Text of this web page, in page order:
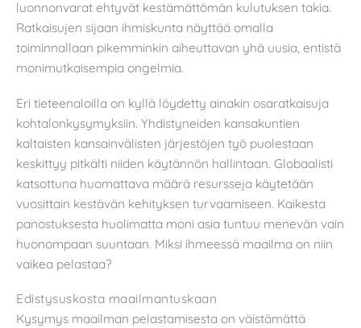
luonnonvarat ehtyvät kestämättömän kulutuksen takia.
Ratkaisujen sijaan ihmiskunta näyttää omalla
toiminnallaan pikemminkin aiheuttavan yhä uusia, entistä
monimutkaisempia ongelmia.
Eri tieteenaloilla on kyllä löydetty ainakin osaratkaisuja
kohtalonkysymyksiin. Yhdistyneiden kansakuntien
kaltaisten kansainvälisten järjestöjen työ puolestaan
keskittyy pitkälti niiden käytännön hallintaan. Globaalisti
katsottuna huomattava määrä resursseja käytetään
vuosittain kestävän kehityksen turvaamiseen. Kaikesta
panostuksesta huolimatta moni asia tuntuu menevän vain
huonompaan suuntaan. Miksi ihmeessä maailma on niin
vaikea pelastaa?
Edistysuskosta maailmantuskaan
Kysymys maailman pelastamisesta on väistämättä